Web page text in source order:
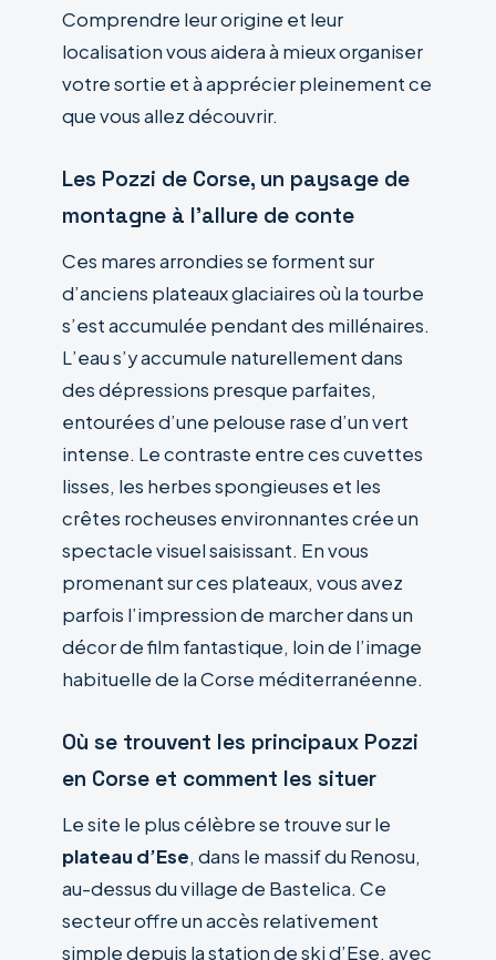
Comprendre leur origine et leur
localisation vous aidera à mieux organiser
votre sortie et à apprécier pleinement ce
que vous allez découvrir.
Les Pozzi de Corse, un paysage de
montagne à l’allure de conte
Ces mares arrondies se forment sur
d’anciens plateaux glaciaires où la tourbe
s’est accumulée pendant des millénaires.
L’eau s’y accumule naturellement dans
des dépressions presque parfaites,
entourées d’une pelouse rase d’un vert
intense. Le contraste entre ces cuvettes
lisses, les herbes spongieuses et les
crêtes rocheuses environnantes crée un
spectacle visuel saisissant. En vous
promenant sur ces plateaux, vous avez
parfois l’impression de marcher dans un
décor de film fantastique, loin de l’image
habituelle de la Corse méditerranéenne.
Où se trouvent les principaux Pozzi
en Corse et comment les situer
Le site le plus célèbre se trouve sur le
plateau d’Ese, dans le massif du Renosu,
au-dessus du village de Bastelica. Ce
secteur offre un accès relativement
simple depuis la station de ski d’Ese, avec